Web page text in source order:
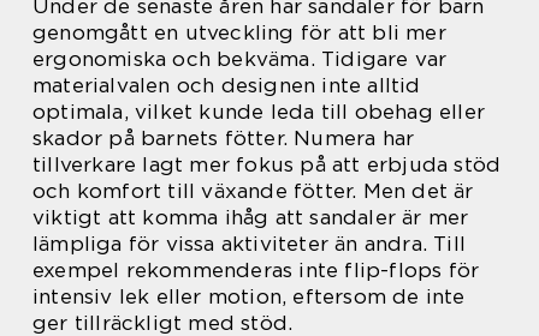
Under de senaste åren har sandaler för barn
genomgått en utveckling för att bli mer
ergonomiska och bekväma. Tidigare var
materialvalen och designen inte alltid
optimala, vilket kunde leda till obehag eller
skador på barnets fötter. Numera har
tillverkare lagt mer fokus på att erbjuda stöd
och komfort till växande fötter. Men det är
viktigt att komma ihåg att sandaler är mer
lämpliga för vissa aktiviteter än andra. Till
exempel rekommenderas inte flip-flops för
intensiv lek eller motion, eftersom de inte
ger tillräckligt med stöd.